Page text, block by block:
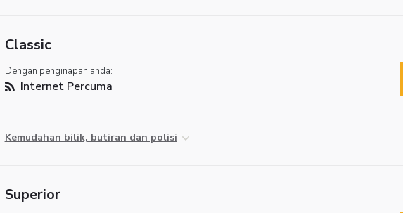
Classic
Dengan penginapan anda:
Internet Percuma
Kemudahan bilik, butiran dan polisi
Superior